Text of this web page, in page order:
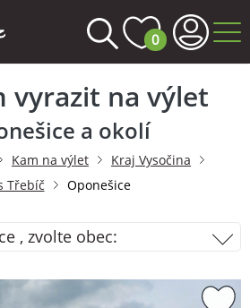
0
vyrazit na výlet
a okolí
Kam na výlet
Kraj Vysočina
Třebíč
Oponešice
, zvolte obec: